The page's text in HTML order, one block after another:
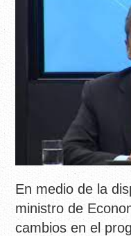
En medio de la
ministro de
cambios en el